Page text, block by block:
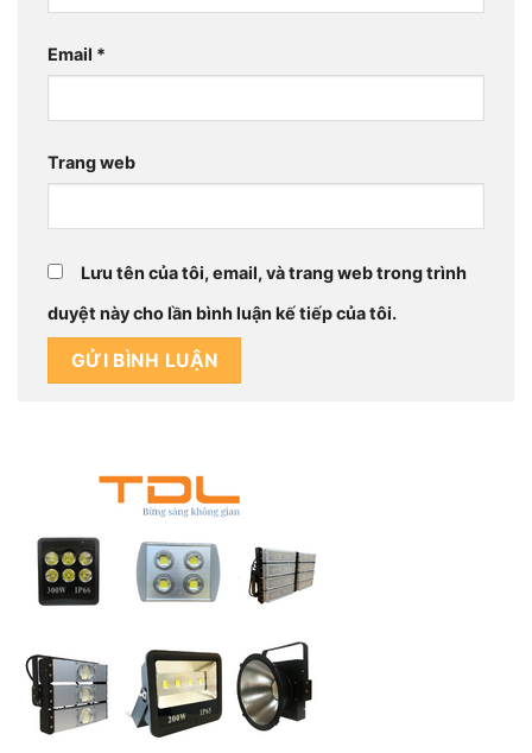
Email *
Trang web
Lưu tên của tôi, email, và trang web trong trình
duyệt này cho lần bình luận kế tiếp của tôi.